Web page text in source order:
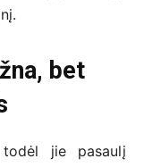
bet
todėl jie pasaulį